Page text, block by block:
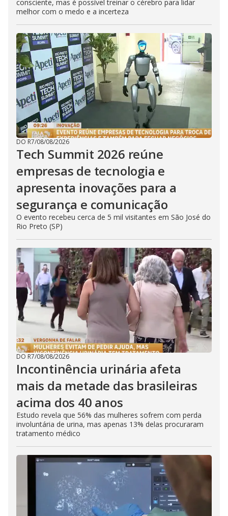
consciente, mas é possível treinar o cérebro para lidar
melhor com o medo e a incerteza
DO R7/08/08/2026
Tech Summit 2026 reúne
empresas de tecnologia e
apresenta inovações para a
segurança e comunicação
O evento recebeu cerca de 5 mil visitantes em São José do
Rio Preto (SP)
DO R7/08/08/2026
Incontinência urinária afeta
mais da metade das brasileiras
acima dos 40 anos
Estudo revela que 56% das mulheres sofrem com perda
involuntária de urina, mas apenas 13% delas procuraram
tratamento médico